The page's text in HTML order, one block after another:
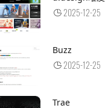
2025-12-25
Buzz
2025-12-25
Trae